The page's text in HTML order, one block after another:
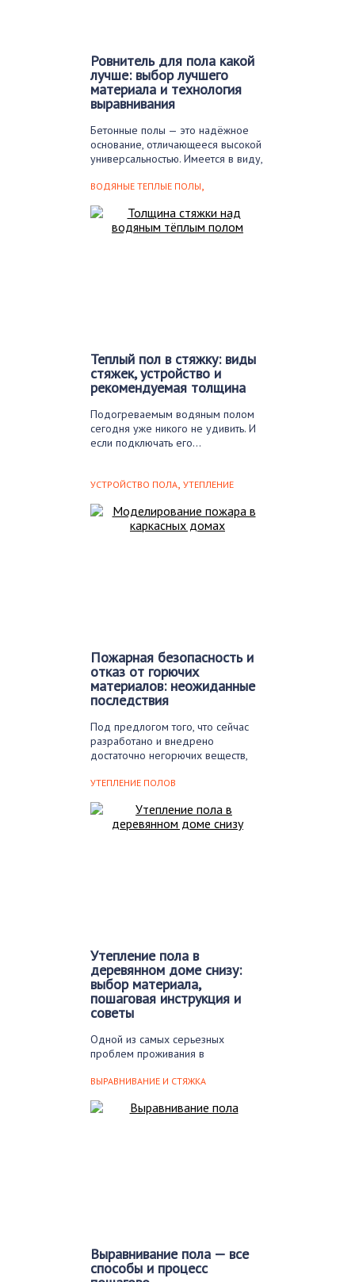
Ровнитель для пола какой
лучше: выбор лучшего
материала и технология
выравнивания
Бетонные полы — это надёжное
основание, отличающееся высокой
универсальностью. Имеется в виду,
ВОДЯНЫЕ ТЕПЛЫЕ ПОЛЫ,
Теплый пол в стяжку: виды
стяжек, устройство и
рекомендуемая толщина
Подогреваемым водяным полом
сегодня уже никого не удивить. И
если подключать его…
УСТРОЙСТВО ПОЛА, УТЕПЛЕНИЕ
Пожарная безопасность и
отказ от горючих
материалов: неожиданные
последствия
Под предлогом того, что сейчас
разработано и внедрено
достаточно негорючих веществ,
УТЕПЛЕНИЕ ПОЛОВ
Утепление пола в
деревянном доме снизу:
выбор материала,
пошаговая инструкция и
советы
Одной из самых серьезных
проблем проживания в
тот…
ВЫРАВНИВАНИЕ И СТЯЖКА
Выравнивание пола — все
способы и процесс